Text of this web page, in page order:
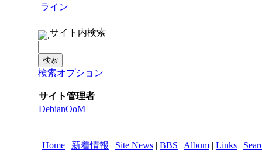
ライン
サイト内検索
検索オプション
サイト管理者
DebianOoM
| Home | 新着情報 | Site News | BBS | Album | Links |